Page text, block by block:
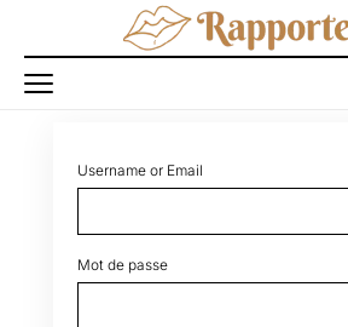
Username or Email
Mot de passe